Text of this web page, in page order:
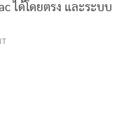
ได้โดยตรง และระบบ